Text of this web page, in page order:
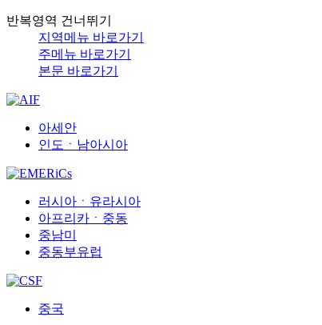
반복영역 건너뛰기
지역메뉴 바로가기
주메뉴 바로가기
본문 바로가기
아세안
인도ㆍ남아시아
러시아ㆍ유라시아
아프리카ㆍ중동
중남미
중동부유럽
중국